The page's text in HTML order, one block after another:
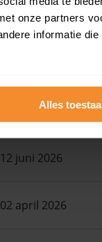
onze partners
informatie die
Alles
25 juni 2026
16 juni 2026
12 juni 2026
02 april 2026